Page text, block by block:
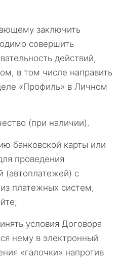
заключить
совершить
действий,
в том числе направить
«Профиль» в Личном
(при наличии).
банковской карты или
проведения
(автоплатежей) с
платежных систем,
условия Договора
нему в электронный
«галочки» напротив